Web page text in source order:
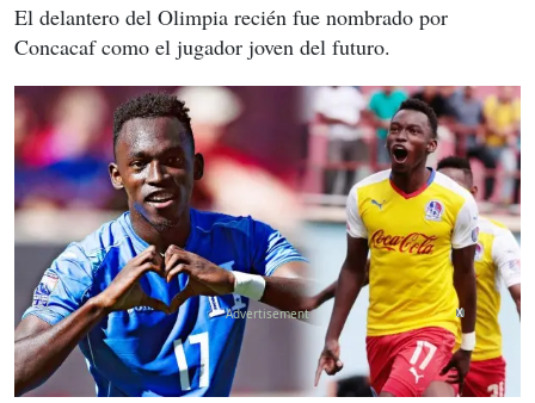
El delantero del Olimpia recién fue nombrado por
Concacaf como el jugador joven del futuro.
X